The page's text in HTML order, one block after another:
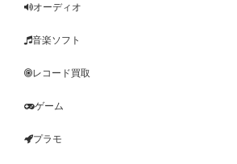
オーディオ
音楽ソフト
レコード買取
ゲーム
プラモ